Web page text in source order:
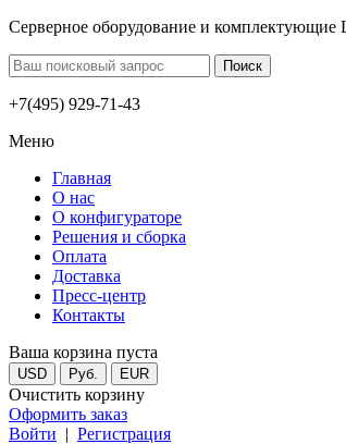
Серверное оборудование и комплектующие
+7(495) 929-71-43
Меню
Главная
О нас
О конфигураторе
Решения и сборка
Оплата
Доставка
Пресс-центр
Контакты
Ваша корзина пуста
USD Руб. EUR
Очистить корзину
Оформить заказ
Войти | Регистрация